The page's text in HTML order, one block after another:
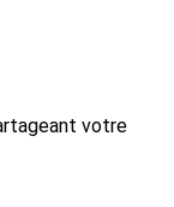
votre